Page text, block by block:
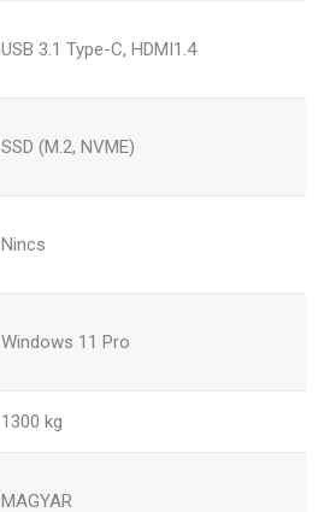
USB 3.1 Type-C, HDMI1.4
SSD (M.2, NVME)
Nincs
Windows 11 Pro
1300 kg
MAGYAR